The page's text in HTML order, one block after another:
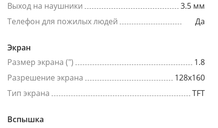
Выход на наушники
3.5 мм
Телефон для пожилых людей
Да
Экран
Размер экрана (")
1.8
Разрешение экрана
128x160
Тип экрана
TFT
Вспышка